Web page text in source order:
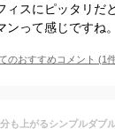
ィスにピッタリだ
って感じですね。
のおすすめコメント (1